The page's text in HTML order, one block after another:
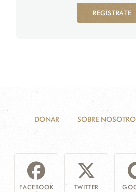
REGÍSTRATE
DONAR SOBRE
FACEBOOK TWITTER